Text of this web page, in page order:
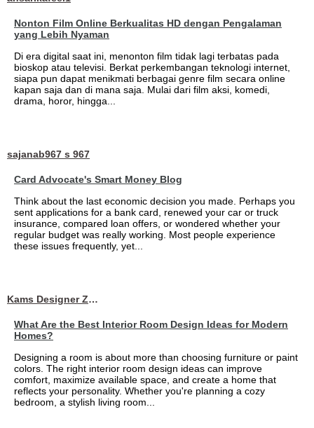
Nonton Film Online Berkualitas HD dengan Pengalaman
yang Lebih Nyaman
Di era digital saat ini, menonton film tidak lagi terbatas pada
bioskop atau televisi. Berkat perkembangan teknologi internet,
siapa pun dapat menikmati berbagai genre film secara online
kapan saja dan di mana saja. Mulai dari film aksi, komedi,
drama, horor, hingga...
sajanab967 s 967
Card Advocate's Smart Money Blog
Think about the last economic decision you made. Perhaps you
sent applications for a bank card, renewed your car or truck
insurance, compared loan offers, or wondered whether your
regular budget was really working. Most people experience
these issues frequently, yet...
Kams Designer Zone
What Are the Best Interior Room Design Ideas for Modern
Homes?
Designing a room is about more than choosing furniture or paint
colors. The right interior room design ideas can improve
comfort, maximize available space, and create a home that
reflects your personality. Whether you're planning a cozy
bedroom, a stylish living room...